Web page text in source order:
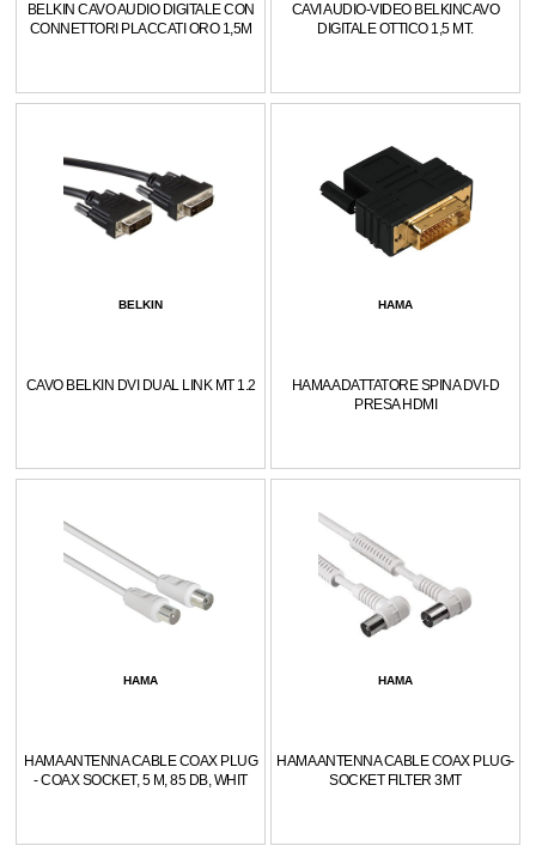
BELKIN CAVO AUDIO DIGITALE CON
CONNETTORI PLACCATI ORO 1,5M
CAVI AUDIO-VIDEO BELKINCAVO
DIGITALE OTTICO 1,5 MT.
BELKIN
CAVO BELKIN DVI DUAL LINK MT 1.2
HAMA
HAMA ADATTATORE SPINA DVI-D
PRESA HDMI
HAMA
HAMA ANTENNA CABLE COAX PLUG
- COAX SOCKET, 5 M, 85 DB, WHIT
HAMA
HAMA ANTENNA CABLE COAX PLUG-
SOCKET FILTER 3MT